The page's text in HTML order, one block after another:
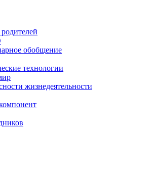
обобщение
технологии
жизнедеятельности